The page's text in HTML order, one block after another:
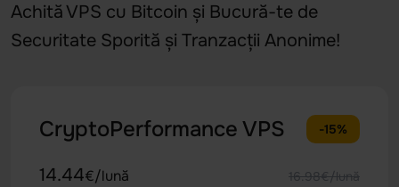
Achită VPS cu Bitcoin și Bucură-te de
Securitate Sporită și Tranzacții Anonime!
CryptoPerformance VPS -15%
14.44€/lună 16.98€/lună